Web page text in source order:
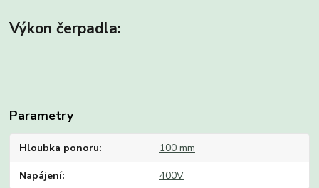
Výkon čerpadla:
Parametry
Hloubka ponoru 100 mm
Napájení 400V